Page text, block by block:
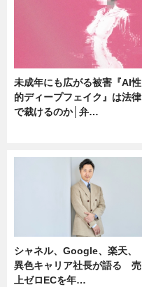
未成年にも広がる被害『AI性
的ディープフェイク』は法律
で裁けるのか│弁…
シャネル、Google、楽天、
異色キャリア社長が語る 売
上ゼロECを年…